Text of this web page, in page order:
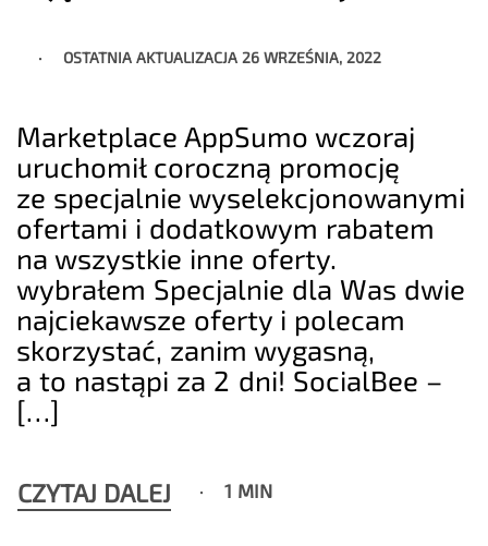
OSTATNIA AKTUALIZACJA 26 WRZEŚNIA, 2022
Marketplace AppSumo wczoraj
uruchomił coroczną promocję
ze specjalnie wyselekcjonowanymi
ofertami i dodatkowym rabatem
na wszystkie inne oferty.
wybrałem Specjalnie dla Was dwie
najciekawsze oferty i polecam
skorzystać, zanim wygasną,
a to nastąpi za 2 dni! SocialBee –
[…]
CZYTAJ DALEJ 1 MIN